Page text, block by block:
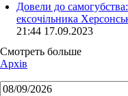
Довели до
ексочільника
21:44 17.09.2023
Смотреть больше
Архів